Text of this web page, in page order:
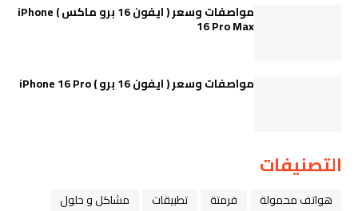
مواصفات وسعر ( ايفون 16 برو ماكس ) iPhone
16 Pro Max
مواصفات وسعر ( ايفون 16 برو ) iPhone 16 Pro
التصنيفات
هواتف محمولة فرمتة تطبيقات
مشاكل و حلول